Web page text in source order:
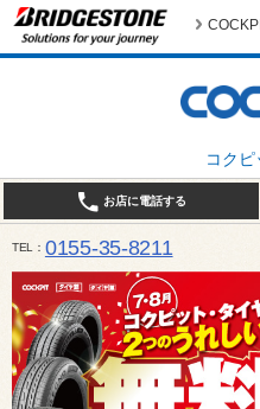
コク
お店に電話する
TEL 0155-35-8211
10:00～18:30 （作業受付17:30最終） / 定